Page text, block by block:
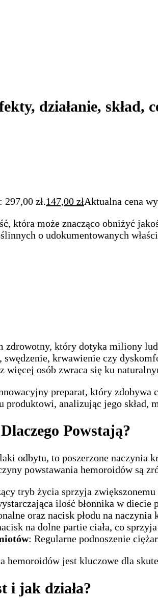
działanie, skład,
297,00 zł.147,00 złAktualna cena
która może znacząco obniżyć
o udokumentowanych
który dotyka miliony
krwawienie czy
więcej osób zwraca się ku
preparat, który zdobywa
analizując jego skład,
Powstają?
odbytu, to poszerzone
powstawania hemoroidów są
tryb życia sprzyja
ilość błonnika w diecie
oraz nacisk płodu na
na dolne partie ciała, co
: Regularne podnoszenie
hemoroidów jest kluczowe dla
i jak działa?